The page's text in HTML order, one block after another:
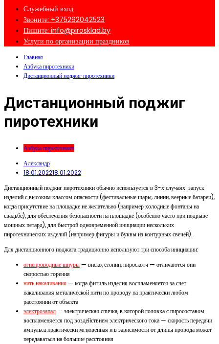
Служебный вход
Звоните: +375292042523
Пишите: info@pirosklad.by
Услуги по организации праздников
Главная
Азбука пиротехники
Дистанционный поджиг пиротехники
Дистанционный поджиг
пиротехники
Азбука пиротехники
Александр
18.01.202218.01.2022
Дистанционный поджиг пиротехники обычно используется в 3-х случаях: запуск
изделий с высоким классом опасности (фестивальные шары, линии, веерные батареи),
когда присутствие на площадке не желательно (например холодные фонтаны на
свадьбе), для обеспечения безопасности на площадке (особенно часто при подрыве
мощных петард), для быстрой одновременной инициации нескольких
пиротехнических изделий (например фигуры и буквы из контурных свечей).
Для дистанционного поджига традиционно используют три способа инициации:
огнепроводные шнуры— виско, стопин, пироскотч — отличаются они
скоростью горения
нить накаливания— когда фитиль изделия воспламеняется за счет
накаливания металической нити по проводу на практически любом
расстоянии от объекта
электрозапал— электрическая спичка, в которой головка с пиросоставом
воспламеняется под воздействием электрического тока — скорость передачи
импульса практически мгновенная и в зависимости от длины провода может
передаваться на большие расстояния